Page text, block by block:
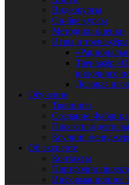
Видеокурсы
On-line курсы
Методики оценки
Игры и тренажёры
Тренажёр
вилочного
Деловая
Обучение
Тренинги
Создание Фабрик
Проектная
Коучинг
Об эксперте
Контакты
Портфолио
Информационное